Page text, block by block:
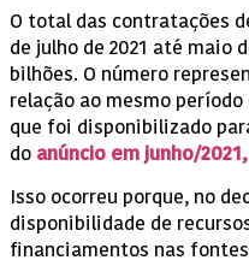
O total das contratações
de julho de 2021 até maio
bilhões. O número
relação ao mesmo
que foi disponibilizado
do anúncio em junho/
Isso ocorreu porque, no
disponibilidade de
financiamentos nas